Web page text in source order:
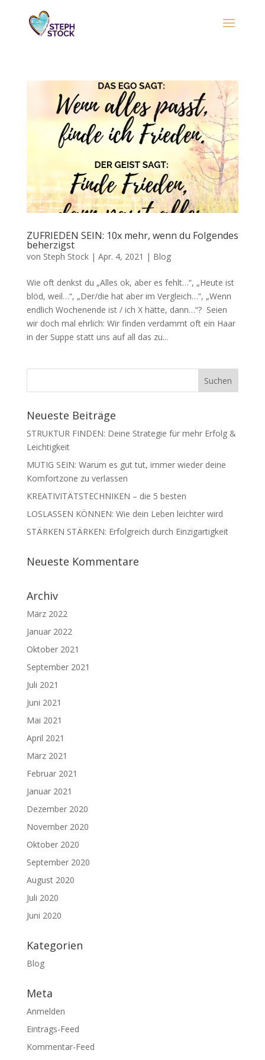
ZUFRIEDEN SEIN: 10x mehr, wenn du Folgendes
beherzigst
von Steph Stock| Apr. 4, 2021 | Blog
Wie oft denkst du „Alles ok, aber es fehlt…“, „Heute ist
blöd, weil…“, „Der/die hat aber im Vergleich…“, „Wenn
endlich Wochenende ist / ich X hätte, dann…“? Seien
wir doch mal ehrlich: Wir finden verdammt oft ein Haar
in der Suppe statt uns auf all das zu...
Neueste Beiträge
STRUKTUR FINDEN: Deine Strategie für mehr Erfolg &
Leichtigkeit
MUTIG SEIN: Warum es gut tut, immer wieder deine
Komfortzone zu verlassen
KREATIVITÄTSTECHNIKEN – die 5 besten
LOSLASSEN KÖNNEN: Wie dein Leben leichter wird
STÄRKEN STÄRKEN: Erfolgreich durch Einzigartigkeit
Neueste Kommentare
Archiv
März 2022
Januar 2022
Oktober 2021
September 2021
Juli 2021
Juni 2021
Mai 2021
April 2021
März 2021
Februar 2021
Januar 2021
Dezember 2020
November 2020
Oktober 2020
September 2020
August 2020
Juli 2020
Juni 2020
Kategorien
Blog
Meta
Anmelden
Eintrags-Feed
Kommentar-Feed